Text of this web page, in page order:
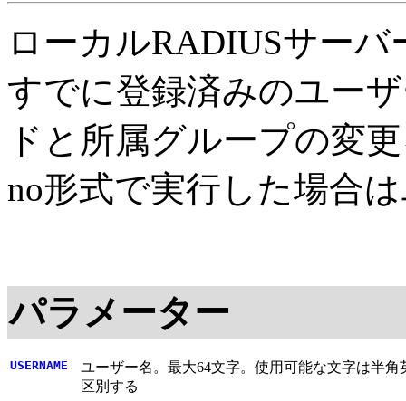
ローカルRADIUSサー
すでに登録済みのユー
ドと所属グループの変
no形式で実行した場合
パラメーター
USERNAME
ユーザー名。最大64文字。使用可能な文字は半
区別する